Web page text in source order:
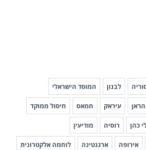
לבנון המוסד הישראלי
עיראק חמאס חיסול ממוקד
כהן רוסיה מודיעין
אירופה ארגנטינה לוחמה אלקטרונית